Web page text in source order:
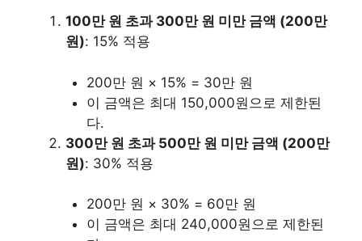
100만 원 초과 300만 원 미만 금액 (200만
원): 15% 적용
200만 원 × 15% = 30만 원
이 금액은 최대 150,000원으로 제한된
다.
300만 원 초과 500만 원 미만 금액 (200만
원): 30% 적용
200만 원 × 30% = 60만 원
이 금액은 최대 240,000원으로 제한된